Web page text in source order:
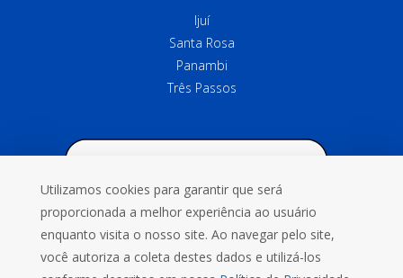
Ijuí
Santa Rosa
Panambi
Três Passos
Utilizamos cookies para garantir que será
proporcionada a melhor experiência ao usuário
enquanto visita o nosso site. Ao navegar pelo site,
você autoriza a coleta destes dados e utilizá-los